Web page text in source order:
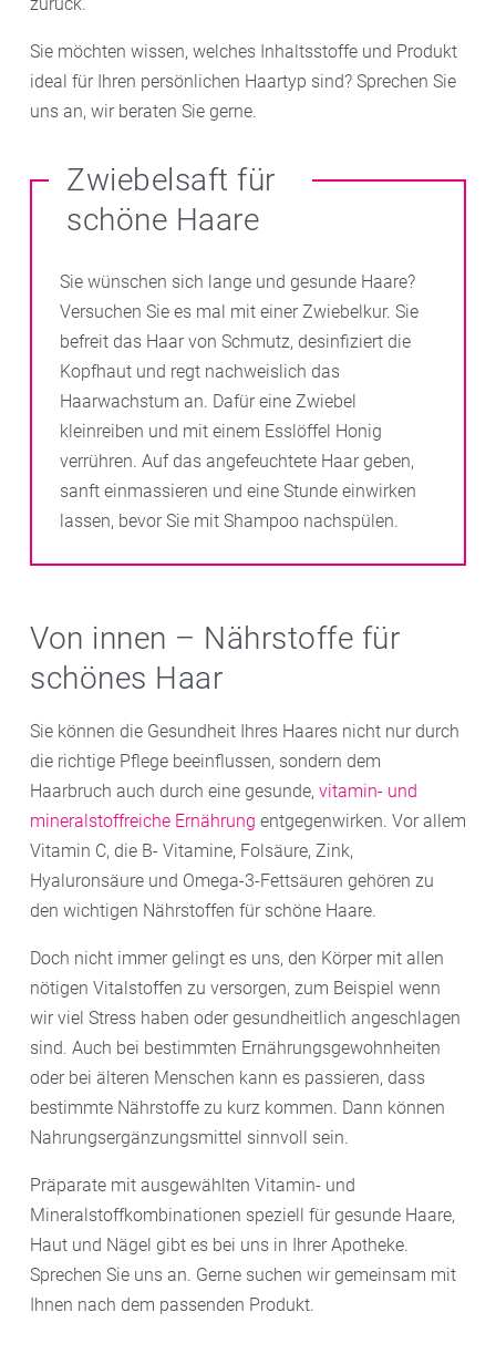
Sie möchten wissen, welches Inhaltsstoffe und Produkt
ideal für Ihren persönlichen Haartyp sind? Sprechen Sie
uns an, wir beraten Sie gerne.
Zwiebelsaft für
schöne Haare
Sie wünschen sich lange und gesunde Haare?
Versuchen Sie es mal mit einer Zwiebelkur. Sie
befreit das Haar von Schmutz, desinfiziert die
Kopfhaut und regt nachweislich das
Haarwachstum an. Dafür eine Zwiebel
kleinreiben und mit einem Esslöffel Honig
verrühren. Auf das angefeuchtete Haar geben,
sanft einmassieren und eine Stunde einwirken
lassen, bevor Sie mit Shampoo nachspülen.
Von innen – Nährstoffe für
schönes Haar
Sie können die Gesundheit Ihres Haares nicht nur durch
die richtige Pflege beeinflussen, sondern dem
Haarbruch auch durch eine gesunde, vitamin- und
mineralstoffreiche Ernährung entgegenwirken. Vor allem
Vitamin C, die B- Vitamine, Folsäure, Zink,
Hyaluronsäure und Omega-3-Fettsäuren gehören zu
den wichtigen Nährstoffen für schöne Haare.
Doch nicht immer gelingt es uns, den Körper mit allen
nötigen Vitalstoffen zu versorgen, zum Beispiel wenn
wir viel Stress haben oder gesundheitlich angeschlagen
sind. Auch bei bestimmten Ernährungsgewohnheiten
oder bei älteren Menschen kann es passieren, dass
bestimmte Nährstoffe zu kurz kommen. Dann können
Nahrungsergänzungsmittel sinnvoll sein.
Präparate mit ausgewählten Vitamin- und
Mineralstoffkombinationen speziell für gesunde Haare,
Haut und Nägel gibt es bei uns in Ihrer Apotheke.
Sprechen Sie uns an. Gerne suchen wir gemeinsam mit
Ihnen nach dem passenden Produkt.